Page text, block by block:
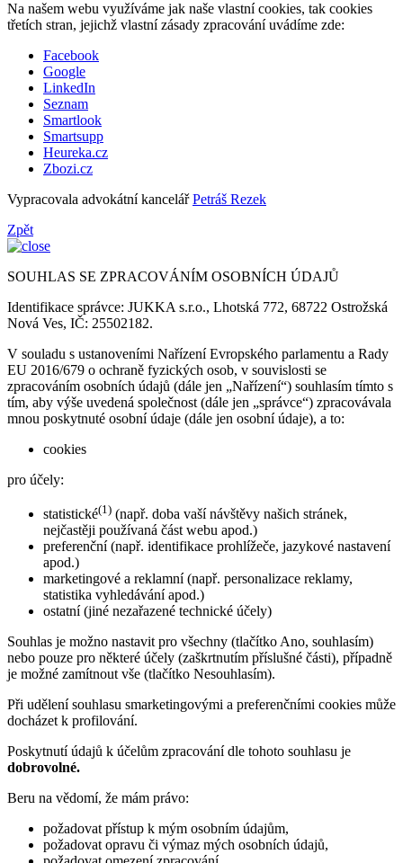
Na našem webu využíváme jak naše vlastní cookies, tak cookies
třetích stran, jejichž vlastní zásady zpracování uvádíme zde:
Facebook
Google
LinkedIn
Seznam
Smartlook
Smartsupp
Heureka.cz
Zbozi.cz
Vypracovala advokátní kancelářPetráš Rezek
Zpět
SOUHLAS SE ZPRACOVÁNÍM OSOBNÍCH ÚDAJŮ
Identifikace správce: JUKKA s.r.o., Lhotská 772, 68722 Ostrožská
Nová Ves, IČ: 25502182.
V souladu s ustanoveními Nařízení Evropského parlamentu a Rady
EU 2016/679 o ochraně fyzických osob, v souvislosti se
zpracováním osobních údajů (dále jen „Nařízení“) souhlasím tímto s
tím, aby výše uvedená společnost (dále jen „správce“) zpracovávala
mnou poskytnuté osobní údaje (dále jen osobní údaje), a to:
cookies
pro účely:
statistické(1) (např. doba vaší návštěvy našich stránek,
nejčastěji používaná část webu apod.)
preferenční (např. identifikace prohlížeče, jazykové nastavení
apod.)
marketingové a reklamní (např. personalizace reklamy,
statistika vyhledávání apod.)
ostatní (jiné nezařazené technické účely)
Souhlas je možno nastavit pro všechny (tlačítko Ano, souhlasím)
nebo pouze pro některé účely (zaškrtnutím příslušné části), případně
je možné zamítnout vše (tlačítko Nesouhlasím).
Při udělení souhlasu smarketingovými a preferenčními cookies může
docházet k profilování.
Poskytnutí údajů k účelům zpracování dle tohoto souhlasu je
dobrovolné.
Beru na vědomí, že mám právo:
požadovat přístup k mým osobním údajům,
požadovat opravu či výmaz mých osobních údajů,